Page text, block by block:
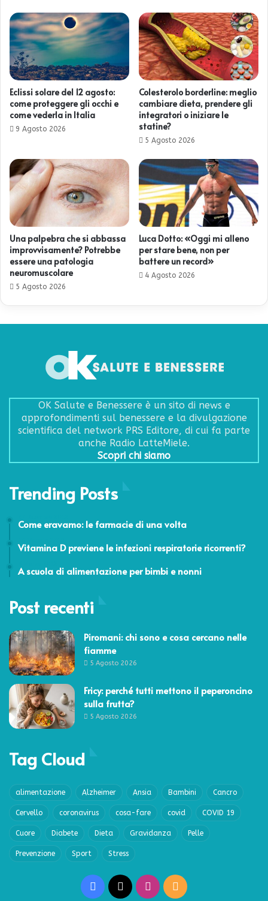
Eclissi solare del 12 agosto:
come proteggere gli occhi e
come vederla in Italia
9 Agosto 2026
Colesterolo borderline: meglio
cambiare dieta, prendere gli
integratori o iniziare le
statine?
5 Agosto 2026
Una palpebra che si abbassa
improvvisamente? Potrebbe
essere una patologia
neuromuscolare
5 Agosto 2026
Luca Dotto: «Oggi mi alleno
per stare bene, non per
battere un record»
4 Agosto 2026
OK Salute e Benessere è un sito di news e
approfondimenti sul benessere e la divulgazione
scientifica del network PRS Editore, di cui fa parte
anche Radio LatteMiele.
Scopri chi siamo
Trending Posts
Come eravamo: le farmacie di una volta
Vitamina D previene le infezioni respiratorie ricorrenti?
A scuola di alimentazione per bimbi e nonni
Post recenti
Piromani: chi sono e cosa cercano nelle
fiamme
5 Agosto 2026
Fricy: perché tutti mettono il peperoncino
sulla frutta?
5 Agosto 2026
Tag Cloud
alimentazione Alzheimer Ansia Bambini Cancro
Cervello coronavirus cosa-fare covid COVID 19
Cuore Diabete Dieta Gravidanza Pelle
Prevenzione Sport Stress
Facebook Instagram
RSS